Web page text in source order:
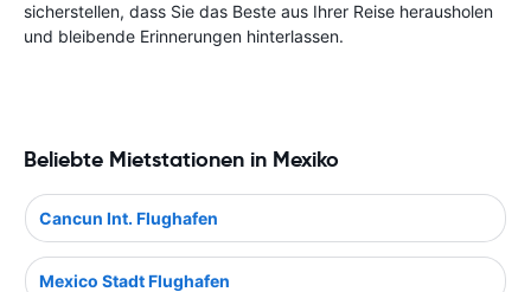
sicherstellen, dass Sie das Beste aus Ihrer Reise herausholen
und bleibende Erinnerungen hinterlassen.
Beliebte Mietstationen in Mexiko
Cancun Int. Flughafen
Mexico Stadt Flughafen